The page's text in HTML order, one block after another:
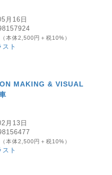
月16日
（本体2,500円＋税10%）
スト
MAKING & VISUAL
月13日
（本体2,500円＋税10%）
スト